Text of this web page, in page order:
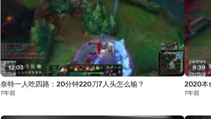
12:03
奈特一人吃四路：20分钟220刀7人头怎么输？
7年前
9:39
2020本
7年前